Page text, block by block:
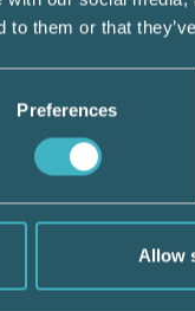
to them or that
Preferences
Allow